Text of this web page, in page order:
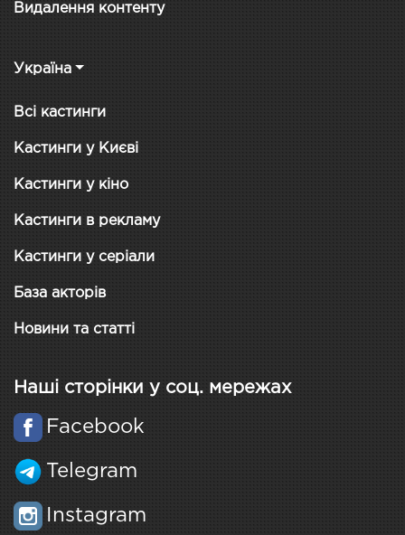
Видалення контенту
Україна
Всі кастинги
Кастинги у Києві
Кастинги у кіно
Кастинги в рекламу
Кастинги у серіали
База акторів
Новини та статті
Наші сторінки у соц. мережах
Facebook
Telegram
Instagram